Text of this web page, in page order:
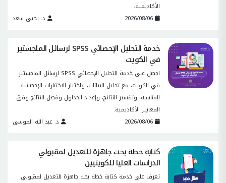
الأكاديمية.
د. يحيى سعد
خدمة التحليل الإحصائي SPSS لرسائل الماجستير
في الكويت
احصل على خدمة التحليل الإحصائي SPSS لرسائل الماجستير
في الكويت، مع تحليل البيانات، واختيار الاختبارات الإحصائية
المناسبة، وتفسير النتائج، وإعداد الجداول وفصل النتائج وفق
المعايير الأكاديمية.
د. عبد الله الموسى
كتابة خطة بحث جاهزة للتعديل لمقبولي
الدراسات العليا للكويتيين
تعرف على خدمة كتابة خطة بحث جاهزة للتعديل لمقبولي